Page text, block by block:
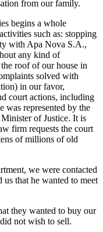
from our family.
begins a whole
such as: stopping
with Apa Nova S.A.,
any kind of
roof of our house in
solved with
in our favor,
court actions, including
was represented by the
of Justice. It is
firm requests the court
of millions of old
we were contacted
us that he wanted to meet
they wanted to buy our
not wish to sell.